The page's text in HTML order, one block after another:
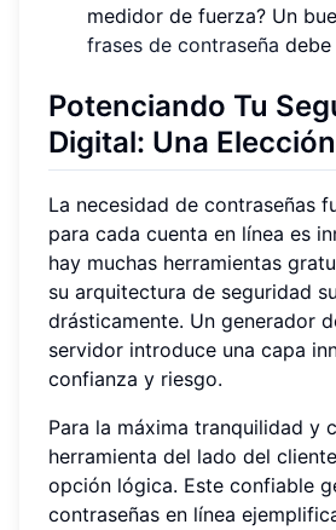
medidor de fuerza? Un
frases de contraseña debe
Potenciando Tu
Digital: Una
La necesidad de contraseñas
para cada cuenta en línea es
hay muchas herramientas
su arquitectura de seguridad
drásticamente. Un generador
servidor introduce una capa
confianza y riesgo.
Para la máxima tranquilidad y
herramienta del lado del
opción lógica. Este confiable
contraseñas en línea